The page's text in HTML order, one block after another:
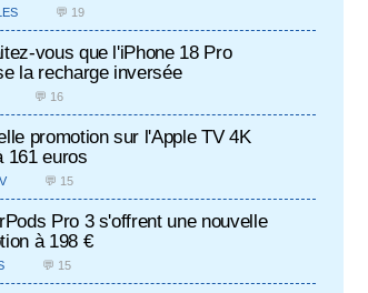
💬 19
vous que l'iPhone 18 Pro
la recharge inversée
💬 16
promotion sur l'Apple TV 4K
161 euros
💬 15
Pro 3 s'offrent une nouvelle
à 198 €
💬 15